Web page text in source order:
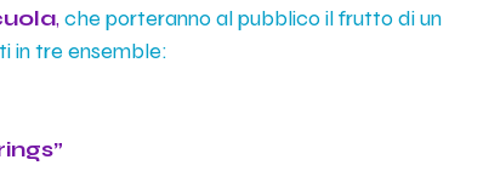
, che porteranno al pubblico il frutto di un
in tre ensemble: